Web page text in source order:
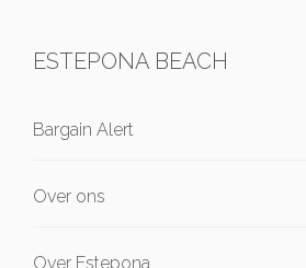
ESTEPONA BEACH
Bargain Alert
Over ons
Over Estepona